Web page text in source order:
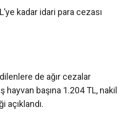
kadar idari para cezası
de ağır cezalar
başına 1.204 TL, nakil
açıklandı.